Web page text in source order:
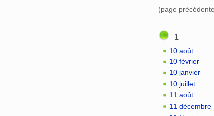
(page
1
10 août
10 février
10 janvier
10 juillet
11 août
11 décembre